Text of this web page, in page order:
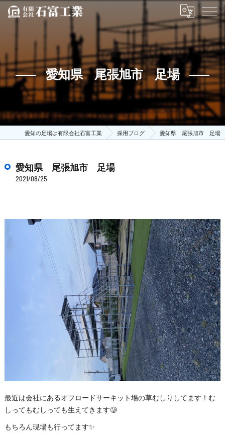
愛知県 尾張旭市 足場
愛知の足場は有限会社石富工業 採用ブログ 愛知県 尾張旭市 足場
愛知県 尾張旭市 足場
2021/08/25
最近は会社にあるオフロードサーキット場の草むしりしてます！む
しってもむしっても生えてきます🥲
もちろん現場も行ってます✨